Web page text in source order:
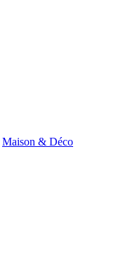
Maison & Déco